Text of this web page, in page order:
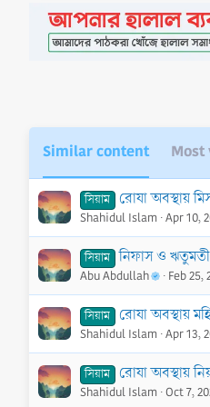
Similar content Most
সিয়াম রোযা অবস্থায়
Shahidul Islam Apr 10,
সিয়াম নিফাস ও ঋতুমতী
Abu Abdullah Feb 25,
সিয়াম রোযা অবস্থায়
Shahidul Islam Apr 13,
সিয়াম রোযা অবস্থায়
Shahidul Islam Oct 7,